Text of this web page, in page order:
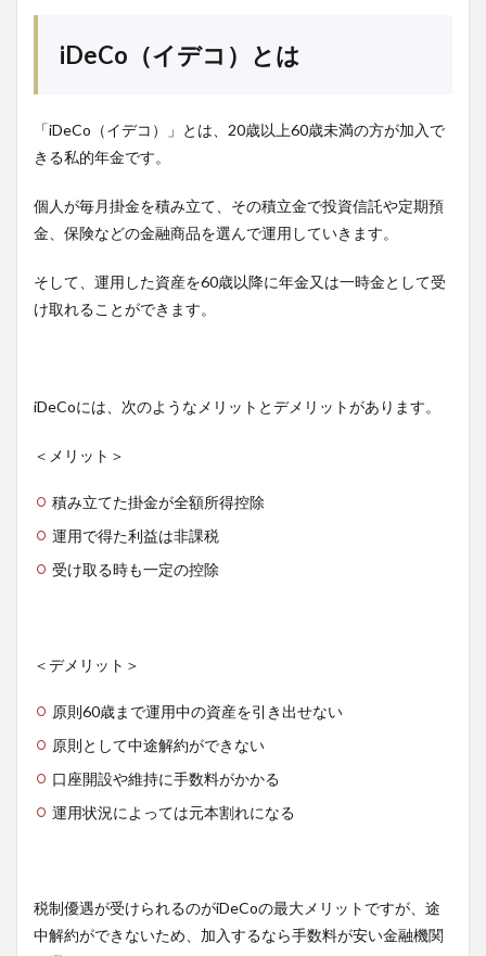
iDeCo（イデコ）とは
「iDeCo（イデコ）」とは、20歳以上60歳未満の方が加入で
きる私的年金です。
個人が毎月掛金を積み立て、その積立金で投資信託や定期預
金、保険などの金融商品を選んで運用していきます。
そして、運用した資産を60歳以降に年金又は一時金として受
け取れることができます。
iDeCoには、次のようなメリットとデメリットがあります。
＜メリット＞
積み立てた掛金が全額所得控除
運用で得た利益は非課税
受け取る時も一定の控除
＜デメリット＞
原則60歳まで運用中の資産を引き出せない
原則として中途解約ができない
口座開設や維持に手数料がかかる
運用状況によっては元本割れになる
税制優遇が受けられるのがiDeCoの最大メリットですが、途
中解約ができないため、加入するなら手数料が安い金融機関